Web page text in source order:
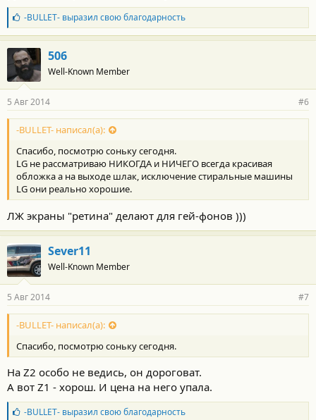
Б
л
а
г
о
д
а
н
о
с
и
:
-BULLET-выразил свою благодарность
506
Well-Known Member
5 Авг 2014 #6
-BULLET- написал(а):
Спасибо, посмотрю соньку сегодня.
LG не рассматриваю НИКОГДА и НИЧЕГО всегда красивая
обложка а на выходе шлак, исключение стиральные машины
LG они реально хорошие.
ЛЖ экраны "ретина" делают для гей-фонов )))
Sever11
Well-Known Member
5 Авг 2014 #7
-BULLET- написал(а):
Спасибо, посмотрю соньку сегодня.
На Z2 особо не ведись, он дороговат.
А вот Z1 - хорош. И цена на него упала.
Б
-BULLET-выразил свою благодарность